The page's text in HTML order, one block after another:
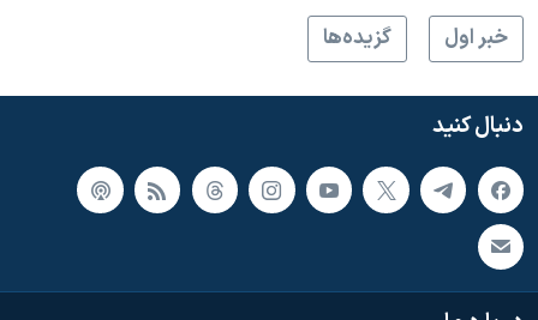
خبر اول
گزيده‌ها
دنبال کنید